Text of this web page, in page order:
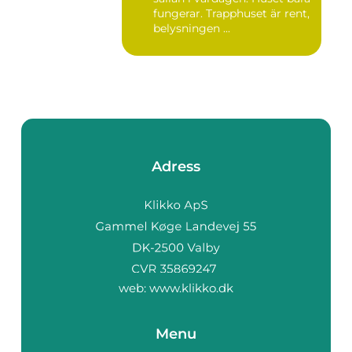
fungerar. Trapphuset är rent,
belysningen ...
Adress
web: www.klikko.dk
Menu